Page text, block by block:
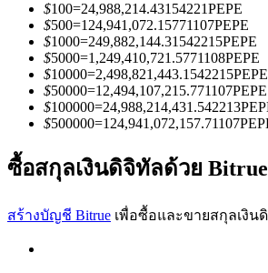
เป็นเทรดเดอร์คัดลอก
เพลิดเพลินกับการแบ่งปันผลกำไร
$100=24,988,214.43154221PEPE
$500=124,941,072.15771107PEPE
$1000=249,882,144.31542215PEPE
$5000=1,249,410,721.5771108PEPE
$10000=2,498,821,443.1542215PEPE
$50000=12,494,107,215.771107PEPE
$100000=24,988,214,431.542213
$500000=124,941,072,157.71107
ซื้อสกุลเงินดิจิทัลด้วย Bitrue
สร้างบัญชี Bitrue เพื่อซื้อและขายสกุลเงิ